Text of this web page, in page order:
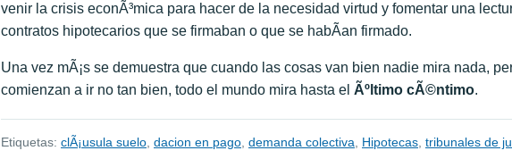
venir la crisis econÃ³mica para hacer de la necesidad virtud y fomentar una
contratos hipotecarios que se firmaban o que se habÃ­an firmado.
Una vez mÃ¡s se demuestra que cuando las cosas van bien nadie mira nada,
comienzan a ir no tan bien, todo el mundo mira hasta el Ãºltimo cÃ©ntimo.
Etiquetas: clÃ¡usula suelo dacion en pago demanda colectiva Hipotecas tribunales de